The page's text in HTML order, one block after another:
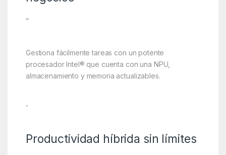
”
Gestiona fácilmente tareas con un potente
procesador Intel® que cuenta con una NPU,
almacenamiento y memoria actualizables.
‘
Productividad híbrida sin límites